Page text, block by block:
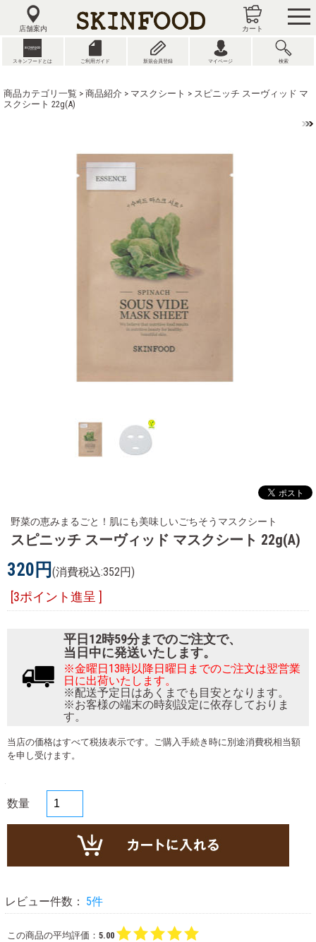
店舗案内 カート
スキンフードとは ご利用ガイド 新規会員登録 マイページ 検索
商品カテゴリ一覧 > 商品紹介 > マスクシート > スピニッチ スーヴィッド マ
スクシート 22g(A)
野菜の恵みまるごと！肌にも美味しいごちそうマスクシート
スピニッチ スーヴィッド マスクシート 22g(A)
320円 (消費税込:352円)
[3ポイント進呈 ]
平日12時59分までのご注文で、
当日中に発送いたします。
※金曜日13時以降日曜日までのご注文は翌営業
日に出荷いたします。
※配送予定日はあくまでも目安となります。
※お客様の端末の時刻設定に依存しておりま
す。
当店の価格はすべて税抜表示です。ご購入手続き時に別途消費税相当額
を申し受けます。
数量
レビュー件数： 5件
この商品の平均評価： 5.00